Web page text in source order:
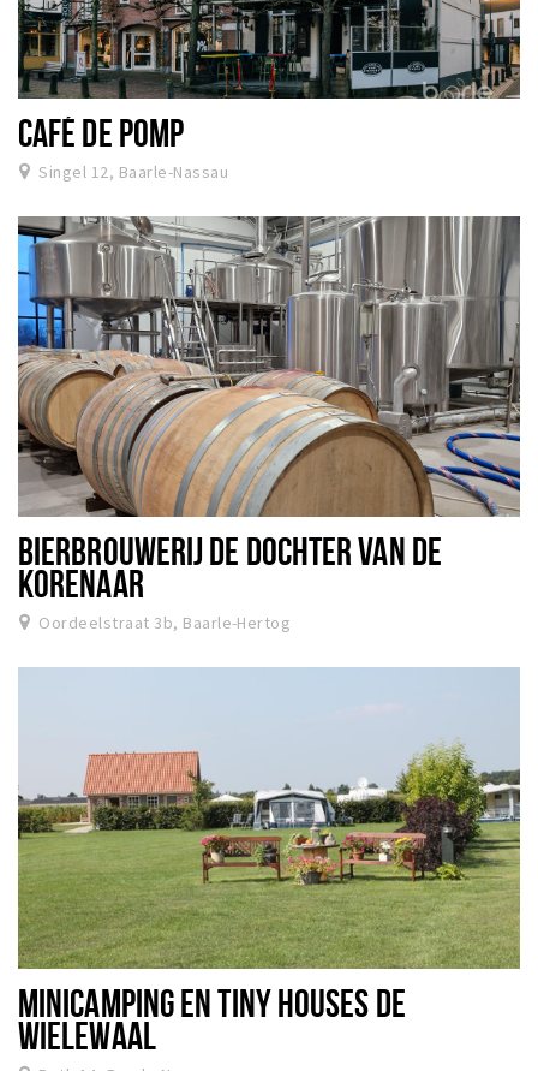
CAFÉ DE POMP
Singel 12, Baarle-Nassau
BIERBROUWERIJ DE DOCHTER VAN DE
KORENAAR
Oordeelstraat 3b, Baarle-Hertog
MINICAMPING EN TINY HOUSES DE
WIELEWAAL